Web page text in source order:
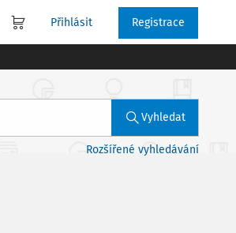
Přihlásit Registrace
Vyhledat
Rozšířené vyhledávání